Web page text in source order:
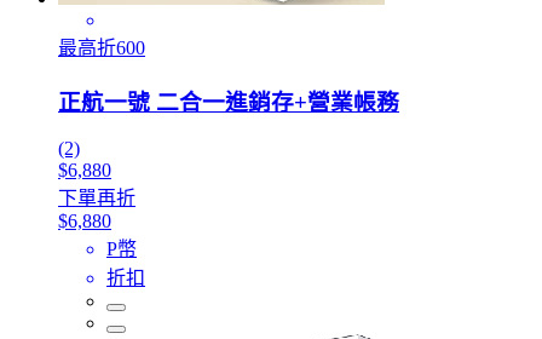
最高折600
正航一號 二合一進銷存+營業帳務
(2)
$6,880
下單再折
$6,880
P幣
折扣